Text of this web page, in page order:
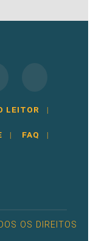
LEITOR |
| FAQ |
OS DIREITOS